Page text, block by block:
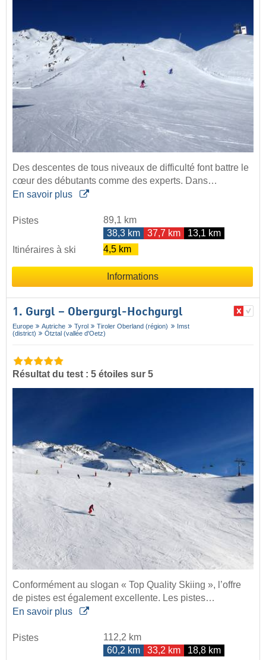
Des descentes de tous niveaux de difficulté font battre le
cœur des débutants comme des experts. Dans…
En savoir plus
Pistes
89,1 km
38,3 km
37,7 km
13,1 km
Itinéraires à ski
4,5 km
Informations
1. Gurgl – Obergurgl-Hochgurgl
Europe Autriche Tyrol Tiroler Oberland (région)
Imst
(district)
Ötztal (vallée d'Oetz)
Résultat du test : 5 étoiles sur 5
Conformément au slogan « Top Quality Skiing », l’offre
de pistes est également excellente. Les pistes…
En savoir plus
Pistes
112,2 km
60,2 km
33,2 km
18,8 km